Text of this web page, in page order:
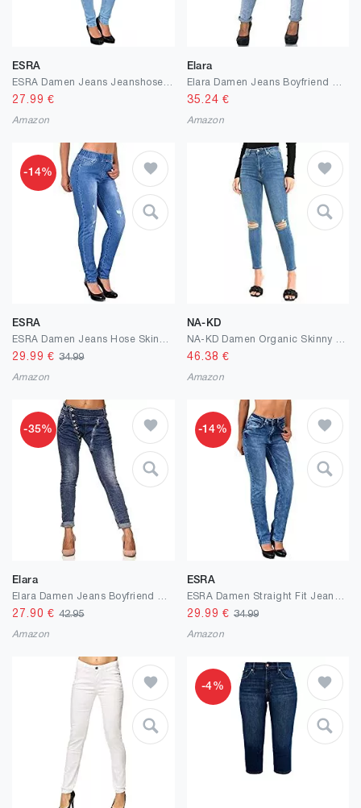
ESRA
27.99 €
Amazon
Elara
35.24 €
Amazon
-14%
ESRA
29.99 €34.99
Amazon
NA-KD
46.38 €
Amazon
-35%
Elara
27.90 €42.95
Amazon
-14%
ESRA
29.99 € 34.99
Amazon
-4%